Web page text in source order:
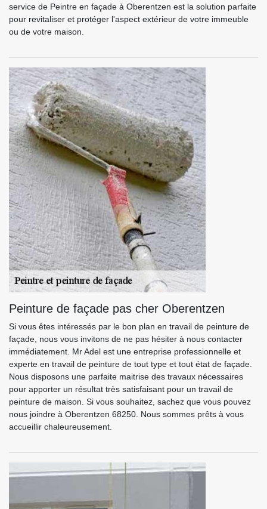
service de Peintre en façade à Oberentzen est la solution parfaite
pour revitaliser et protéger l'aspect extérieur de votre immeuble
ou de votre maison.
Peinture de façade pas cher Oberentzen
Si vous êtes intéressés par le bon plan en travail de peinture de
façade, nous vous invitons de ne pas hésiter à nous contacter
immédiatement. Mr Adel est une entreprise professionnelle et
experte en travail de peinture de tout type et tout état de façade.
Nous disposons une parfaite maitrise des travaux nécessaires
pour apporter un résultat très satisfaisant pour un travail de
peinture de maison. Si vous souhaitez, sachez que vous pouvez
nous joindre à Oberentzen 68250. Nous sommes prêts à vous
accueillir chaleureusement.